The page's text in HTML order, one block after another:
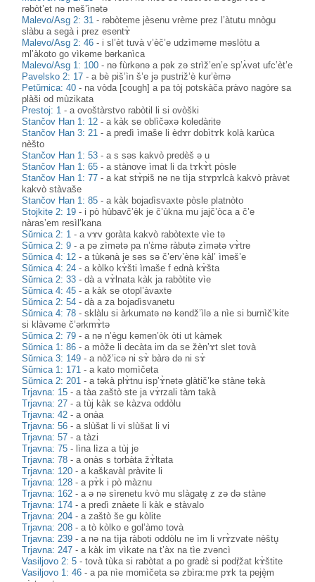
rəbòt’et nə məš’ìnətə
Malevo/Asg 2: 31 - rəbòteme jèsenu vrème prez l’àtutu mnògu
slàbu a segà i prez esentɤ̀
Malevo/Asg 2: 46 - i sl’èt tuvà v’èč’e udzìməme məslòtu a
ml’àkoto go vìkəme bərkanìca
Malevo/Asg 1: 100 - nə fùrkənə a pək zə strìž’en’e sp’ʌ̀vət ufc’èt’e
Pavelsko 2: 17 -a bè piš’ìn š’e jə pustriž’è kur’èmə
Petŭrnica: 40 - na vòda [cough] a pa tòj potskàča pràvo nagòre sa
plàši od mùzikata
Prestoj: 1 -a ovoštàrstvo rabòtil li si ovòški
Stančov Han 1: 12 -a kàk se oblìčəxə koledàrite
Stančov Han 3: 21 -a predì ìmaše li èdɤr dobìtɤk kolà karùca
nèšto
Stančov Han 1: 53 -a s səs kakvò predèš ə u
Stančov Han 1: 65 -a stànove ìmat li da tɤkɤ̀t pòsle
Stančov Han 1: 77 -a kat stɤ̀piš nə nə tìja stɤpɤlcà kakvò pràvət
kakvò stàvaše
Stančov Han 1: 85 -a kàk bojadìsvaxte pòsle platnòto
Stojkite 2: 19 - i pò hùbavč’èk je č’ùkna mu jajč’òca a č’e
nàras’em resìl’kana
Sŭrnica 2: 1 -a vɤv goràta kakvò rabòtexte vìe tə
Sŭrnica 2: 9 -a pə zìmətə pa n’ɛ̀mə ràbutə zìmətə vɤ̀tre
Sŭrnica 4: 12 -a tùkənà je səs sə č’erv’ènə kàl’ ìməš’e
Sŭrnica 4: 24 -a kòlko kɤ̀šti ìmaše f ednà kɤ̀šta
Sŭrnica 2: 33 -dà a vɤ̀lnata kàk ja rabòtite vìe
Sŭrnica 4: 45 -a kàk se otopl’àvaxte
Sŭrnica 2: 54 -dà a za bojadìsvanetu
Sŭrnica 4: 78 -sklàlu si àrkumatə nə kəndž’ìlə a nìe si burnìč’kite
si klàvəme č’ərkmɤ̀tə
Sŭrnica 2: 79 -a nə n’ègu kəmen’òk òti ut kàmək
Sŭrnica 1: 86 -a mòže li decàta im da se žèn’ɤt slet tovà
Sŭrnica 3: 149 -a nòž’icə ni sɤ̀ bàrə də ni sɤ̀
Sŭrnica 1: 171 -a kato momìčeta
Sŭrnica 2: 201 -a təkà plɤ̀tnu isp’ɤ̀nətə glàtič’kə stàne təkà
Trjavna: 15 -a tàa zaštò ste ja vɤ̀rzali tàm takà
Trjavna: 27 -a tùj kàk se kàzva oddòlu
Trjavna: 42 -a onàa
Trjavna: 56 -a slùšat li vi slùšat li vi
Trjavna: 57 -a tàzi
Trjavna: 75 - lìna lìza a tùj je
Trjavna: 78 -a onàs s torbàta žɤ̀ltata
Trjavna: 120 -a kaškavàl pràvite li
Trjavna: 128 -a pɤ̀k i pò màznu
Trjavna: 162 -a ə nə sìrenetu kvò mu slàgate̥ z zə də stàne
Trjavna: 174 -a predì znàete li kàk e stàvalo
Trjavna: 204 -a zaštò še gu kòlite
Trjavna: 208 -a tò kòlko e gol’àmo tovà
Trjavna: 239 -a nə na tìja ràboti oddòlu ne ìm li vrɤ̀zvate nèštu̥
Trjavna: 247 -a kàk im vìkate na t’àx na tìe zvəncì
Vasiljovo 2: 5 -tovà tùka si rabòtat a po gradɛ̀ si podṛ̀žat kɤ̀štite
Vasiljovo 1: 46 -a pa nìe momìčeta sə zbìra:me pɤk ta pejè̝m